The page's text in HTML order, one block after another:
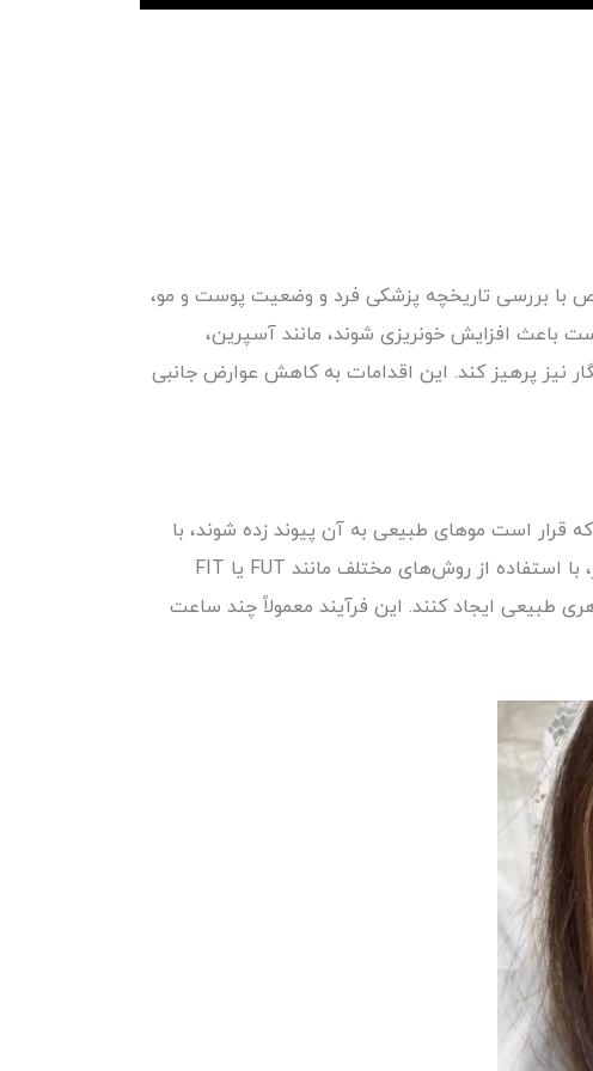
با بررسی تاریخچه پزشکی فرد و وضعیت پوست و مو،
افزایش خونریزی شوند، مانند آسپرین،
نیز پرهیز کند. این اقدامات به کاهش عوارض جانبی
قرار است موهای طبیعی به آن پیوند زده شوند، با
استفاده از بی‌حسی موضعی بی‌حس می‌شود. سپس، موهای طبیعی از ناحیه‌ای دیگر از بدن، معمولاً از پشت سر، با استفاده از روش‌های مختلف مانند FUT یا FIT
طبیعی ایجاد کنند. این فرآیند معمولاً چند ساعت